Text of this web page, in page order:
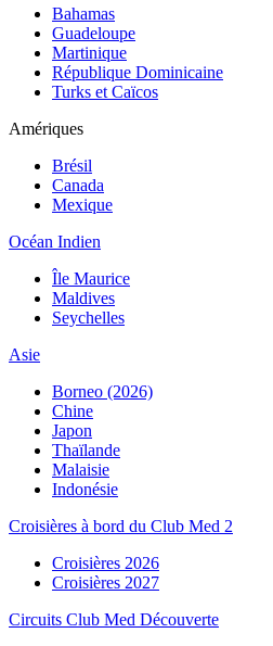
Bahamas
Guadeloupe
Martinique
République Dominicaine
Turks et Caïcos
Amériques
Brésil
Canada
Mexique
Océan Indien
Île Maurice
Maldives
Seychelles
Asie
Borneo (2026)
Chine
Japon
Thaïlande
Malaisie
Indonésie
Croisières à bord du Club Med 2
Croisières 2026
Croisières 2027
Circuits Club Med Découverte